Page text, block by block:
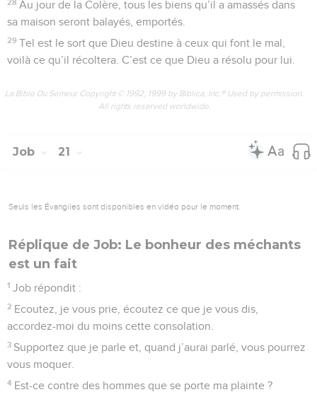
28 Au jour de la Colère, tous les biens qu’il a amassés dans
sa maison seront balayés, emportés.
29 Tel est le sort que Dieu destine à ceux qui font le mal,
voilà ce qu’il récoltera. C’est ce que Dieu a résolu pour lui.
La Bible Du Semeur Copyright © 1992, 1999 by Biblica, Inc.® Used by permission.
All rights reserved worldwide.
Job 21
Seuls les Évangiles sont disponibles en vidéo pour le moment.
Réplique de Job: Le bonheur des méchants
est un fait
1 Job répondit :
2 Ecoutez, je vous prie, écoutez ce que je vous dis,
accordez-moi du moins cette consolation.
3 Supportez que je parle et, quand j’aurai parlé, vous pourrez
vous moquer.
4 Est-ce contre des hommes que se porte ma plainte ?